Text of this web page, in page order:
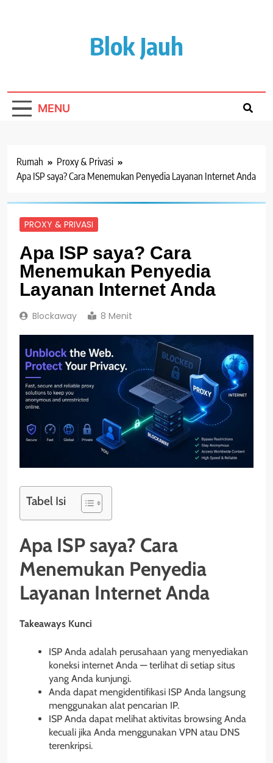
Blok Jauh
MENU
Rumah
Proxy & Privasi
Apa ISP saya? Cara Menemukan Penyedia Layanan Internet Anda
PROXY & PRIVASI
Apa ISP saya? Cara
Menemukan Penyedia
Layanan Internet Anda
Blockaway 8 Menit
Tabel Isi
Apa ISP saya? Cara
Menemukan Penyedia
Layanan Internet Anda
Takeaways Kunci
ISP Anda adalah perusahaan yang menyediakan
koneksi internet Anda — terlihat di setiap situs
yang Anda kunjungi.
Anda dapat mengidentifikasi ISP Anda langsung
menggunakan alat pencarian IP.
ISP Anda dapat melihat aktivitas browsing Anda
kecuali jika Anda menggunakan VPN atau DNS
terenkripsi.